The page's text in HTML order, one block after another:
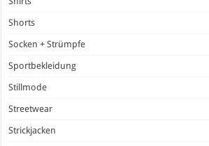
Shorts
Socken + Strümpfe
Sportbekleidung
Stillmode
Streetwear
Strickjacken